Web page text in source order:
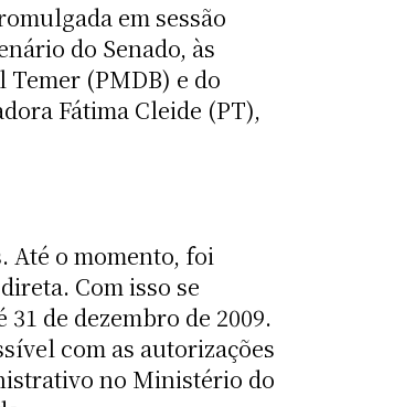
em sessão
do Senado, às
(PMDB) e do
Fátima Cleide (PT),
Até o momento, foi
Com isso se
de dezembro de 2009.
com as autorizações
no Ministério do